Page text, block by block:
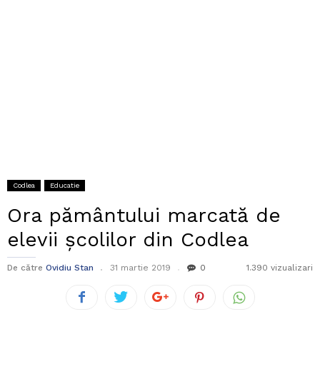
Codlea Educatie
Ora pământului marcată de
elevii școlilor din Codlea
De către Ovidiu Stan 31 martie 2019 0 1.390 vizualizari